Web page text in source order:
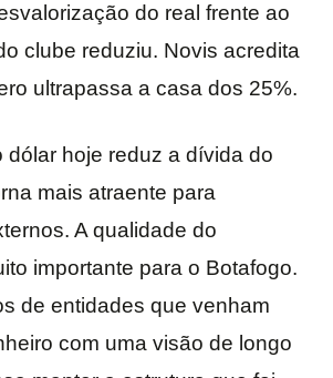
do real frente ao
clube reduziu. Novis acredita
ultrapassa a casa dos 25%.
dólar hoje reduz a dívida do
mais atraente para
A qualidade do
importante para o Botafogo.
de entidades que venham
com uma visão de longo